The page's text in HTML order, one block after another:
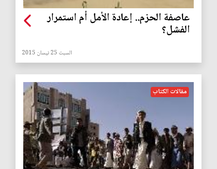
عاصفة الحزم.. إعادة الأمل أم استمرار
الفشل؟
السبت 25 نيسان 2015
مقالات الكتاب